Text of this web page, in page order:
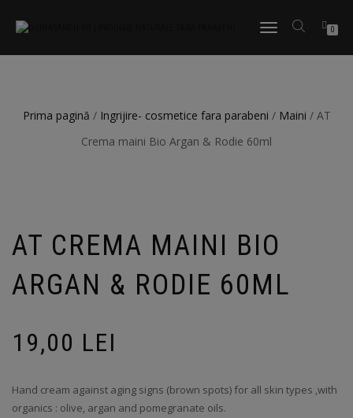
TOGGLE
0
Prima pagină / Ingrijire- cosmetice fara parabeni / Maini / AT
Crema maini Bio Argan & Rodie 60ml
AT CREMA MAINI BIO
ARGAN & RODIE 60ML
19,00 LEI
Hand cream against aging signs (brown spots) for all skin types ,with
organics : olive, argan and pomegranate oils.